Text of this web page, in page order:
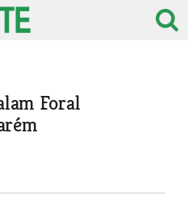
Foral